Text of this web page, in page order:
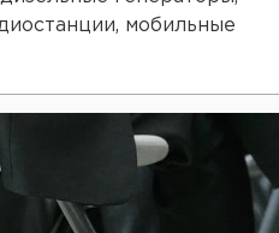
мобильные